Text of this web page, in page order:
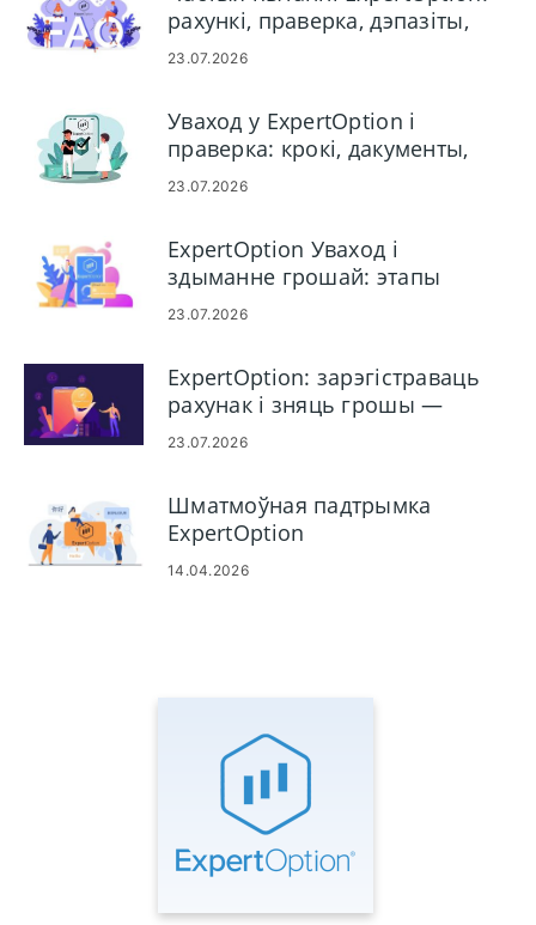
рахункі, праверка, дэпазіты,
зняцце сродкаў і гандаль
23.07.2026
Уваход у ExpertOption і
праверка: крокі, дакументы,
ліквідацыя непаладак
23.07.2026
ExpertOption Уваход і
здыманне грошай: этапы
ўваходу і правілы выплат
23.07.2026
ExpertOption: зарэгістраваць
рахунак і зняць грошы —
працэс і ліміты
23.07.2026
Шматмоўная падтрымка
ExpertOption
14.04.2026